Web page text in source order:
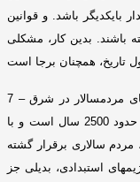
بایکدیگر باشد
.و قوانین
باشند
بدین کار، مشکلی
تاریخ، همچنان برجا است
7 –مردمسالار در شرق
2500 سال است و با
مردم سالاری برقرار گشته
استبدادی، بدیلی جز